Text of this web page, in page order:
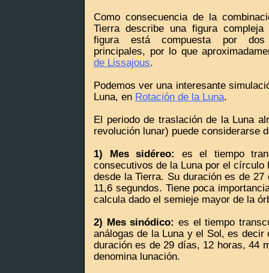
Como consecuencia de la
Tierra describe una figura
figura está compuesta por dos
principales, por lo que
de Lissajous.
Podemos ver una interesante
Luna, en Rotación de la Luna.
El periodo de traslación de la Luna
revolución lunar) puede considerarse
1) Mes sidéreo:
es el tiempo
consecutivos de la Luna por el círculo
desde la Tierra. Su duración es de
11,6 segundos. Tiene poca
calcula dado el semieje mayor de la
2) Mes sinódico: es el tiempo
análogas de la Luna y el Sol, es
duración es de 29 días, 12 horas, 44
denomina lunación.